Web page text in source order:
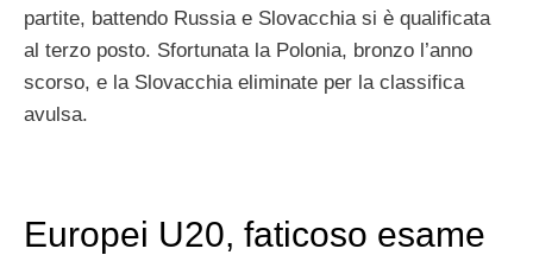
partite, battendo Russia e Slovacchia si è qualificata
al terzo posto. Sfortunata la Polonia, bronzo l’anno
scorso, e la Slovacchia eliminate per la classifica
avulsa.
Europei U20, faticoso esame